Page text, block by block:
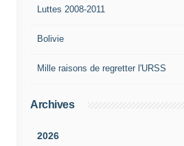
Luttes 2008-2011
Bolivie
Mille raisons de regretter l'URSS
Archives
2026